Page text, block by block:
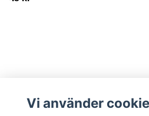
Läs mer
Vi använder